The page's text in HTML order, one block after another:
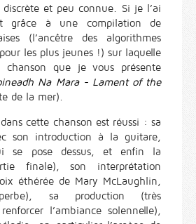
et peu connue. Si je l’ai
grâce à une compilation de
(l’ancêtre des algorithmes
les plus jeunes !) sur laquelle
chanson que je vous présente
Na Mara - Lament of the
de la mer).
cette chanson est réussi : sa
son introduction à la guitare,
se pose dessus, et enfin la
finale), son interprétation
éthérée de Mary McLaughlin,
sa production (très
l’ambiance solennelle),